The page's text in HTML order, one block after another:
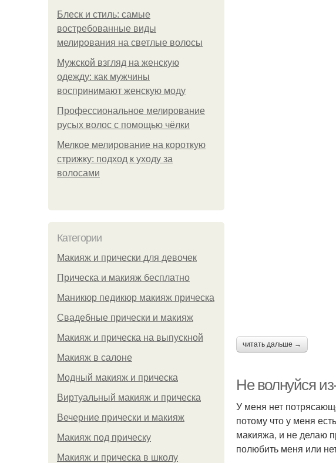
Блеск и стиль: самые
востребованные виды
мелирования на светлые волосы
Мужской взгляд на женскую
одежду: как мужчины
воспринимают женскую моду
Профессиональное мелирование
русых волос с помощью чёлки
Мелкое мелирование на короткую
стрижку: подход к уходу за
волосами
Категории
Макияж и прически для девочек
Прическа и макияж бесплатно
Маникюр педикюр макияж прическа
Свадебные прически и макияж
Макияж и прическа на выпускной
Макияж в салоне
Модный макияж и прическа
Виртуальный макияж и прическа
Вечерние прически и макияж
Макияж под прическу
Макияж и прическа в школу
читать дальше →
Не волнуйся
У меня нет
потому что у меня
макияжа, и не делаю
полюбить меня или